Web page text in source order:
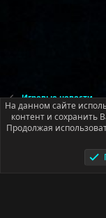
Игровые новости
Русский (RU)
Политика
На данном сайте
контент и сохранить
Продолжая